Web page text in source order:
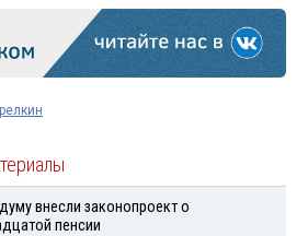
внесли законопроект о
пенсии